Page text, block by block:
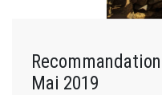
Mai 2019